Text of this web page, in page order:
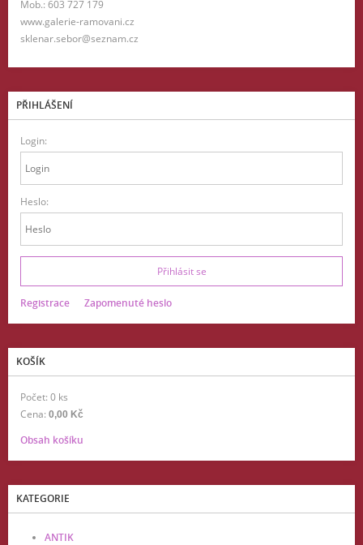
Mob.: 603 727 179
www.galerie-ramovani.cz
sklenar.sebor@seznam.cz
PŘIHLÁŠENÍ
Login:
Heslo:
Registrace Zapomenuté heslo
KOŠÍK
Počet: 0 ks
Cena: 0,00 Kč
Obsah košíku
KATEGORIE
ANTIK